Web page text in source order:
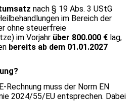
nach § 19 Abs. 3 UStG
im Bereich der
ohne steuerfreie
im Vorjahr über 800.000 € lag,
bereits ab dem 01.01.2027
Rechnung muss der Norm EN
2024/55/EU entsprechen. Dabei